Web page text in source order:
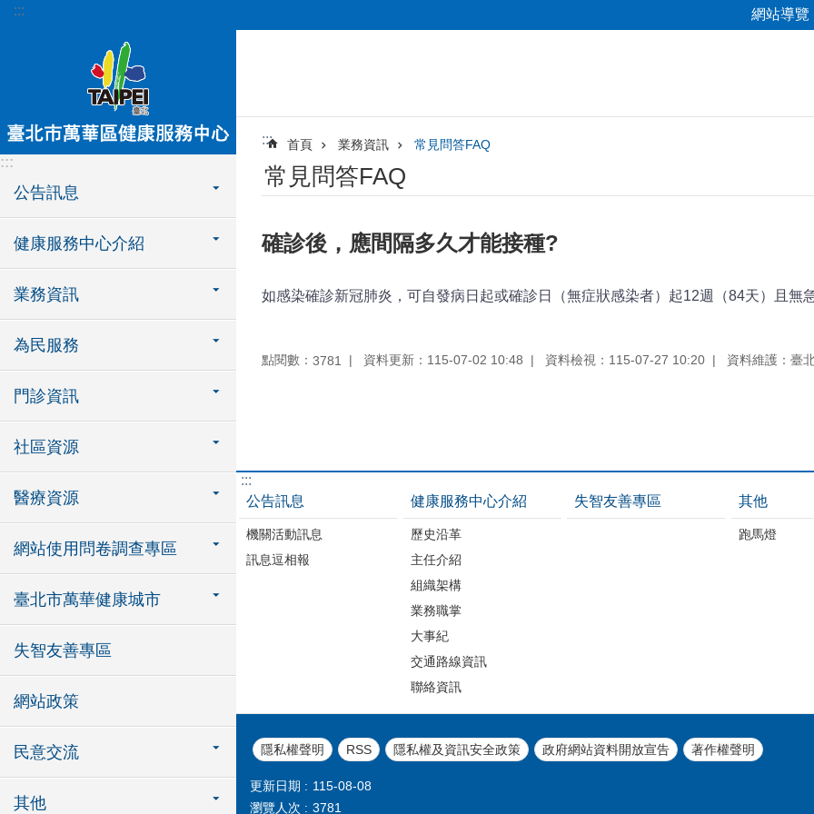
跳到主要內容區塊
::: 網站導覽
:::
公告訊息
健康服務中心介紹
業務資訊
為民服務
門診資訊
社區資源
醫療資源
網站使用問卷調查專區
臺北市萬華健康城市
失智友善專區
網站政策
民意交流
其他
::: 首頁 業務資訊 常見問答FAQ
常見問答FAQ
確診後，應間隔多久才能接種?
如感染確診新冠肺炎，可自發病日起或確診日（無症狀感染者）起12週（84天）且無
點閱數： 3781 資料更新：115-07-02 10:48 資料檢視：115-07-27 10:20 資料維護：臺
:::
公告訊息
機關活動訊息
訊息逗相報
健康服務中心介紹
歷史沿革
主任介紹
組織架構
業務職掌
大事紀
交通路線資訊
聯絡資訊
失智友善專區 其他
跑馬燈
隱私權聲明 RSS 隱私權及資訊安全政策 政府網站資料開放宣告 著作權聲明
更新日期
115-08-08
瀏覽人次
3781